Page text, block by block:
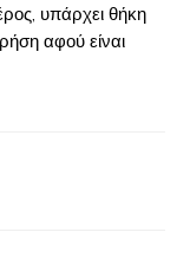
υπάρχει θήκη
αφού είναι